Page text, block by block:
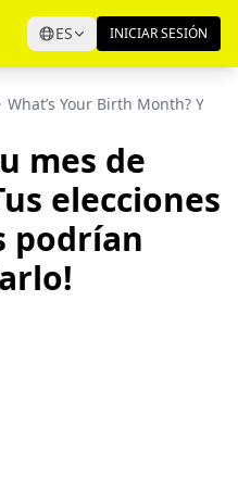
ES INICIAR SESIÓN
What’s Your Birth Month?
mes de
elecciones
podrían